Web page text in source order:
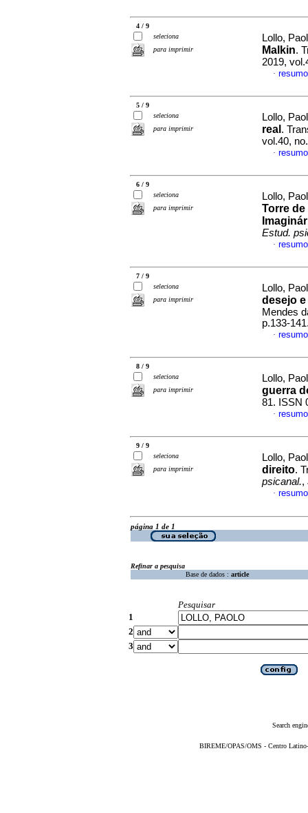
4 / 9
seleciona
para imprimir
Lollo,
Malkin.
2019,
·
5 / 9
seleciona
para imprimir
Lollo,
real .
vol.40,
·
6 / 9
seleciona
para imprimir
Lollo,
Torre
Estud.
·
7 / 9
seleciona
para imprimir
Lollo,
desejo
Mendes
p.133-
·
8 / 9
seleciona
para imprimir
Lollo,
guerra
81. ISSN
·
9 / 9
seleciona
para imprimir
Lollo,
direito.
psicanal.,
·
página 1 de 1
Refinar a pesquisa
Base de dados : article
Pesquisar
1
2
3
Search
BIREME/OPAS/OMS - Centro Latino-